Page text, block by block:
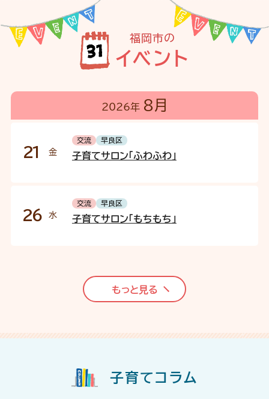
福岡市の
イベント
2026年 8月
21 金
交流 早良区
子育てサロン「ふわふわ」
26 水
交流 早良区
子育てサロン「もちもち」
もっと見る
子育てコラム